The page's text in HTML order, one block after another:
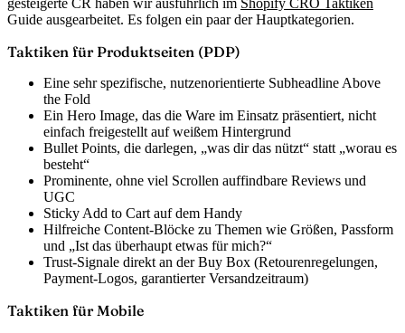
gesteigerte CR haben wir ausführlich im Shopify CRO Taktiken
Guide ausgearbeitet. Es folgen ein paar der Hauptkategorien.
Taktiken für Produktseiten (PDP)
Eine sehr spezifische, nutzenorientierte Subheadline Above
the Fold
Ein Hero Image, das die Ware im Einsatz präsentiert, nicht
einfach freigestellt auf weißem Hintergrund
Bullet Points, die darlegen, „was dir das nützt“ statt „worau es
besteht“
Prominente, ohne viel Scrollen auffindbare Reviews und
UGC
Sticky Add to Cart auf dem Handy
Hilfreiche Content-Blöcke zu Themen wie Größen, Passform
und „Ist das überhaupt etwas für mich?“
Trust-Signale direkt an der Buy Box (Retourenregelungen,
Payment-Logos, garantierter Versandzeitraum)
Taktiken für Mobile